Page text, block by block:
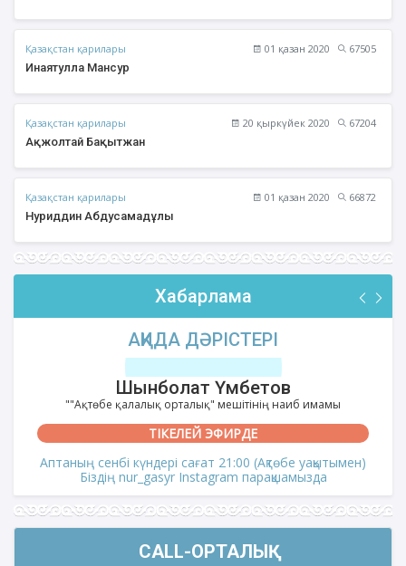
Қазақстан қарилары 01 қазан 2020
67505
Инаятулла Мансур
Қазақстан қарилары 20 қыркүйек 2020
67204
Ақжолтай Бақытжан
Қазақстан қарилары 01 қазан 2020
66872
Нуриддин Абдусамадұлы
Хабарлама
АҚИДА ДӘРІСТЕРІ
Шынболат Үмбетов
""Ақтөбе қалалық орталық" мешітінің наиб имамы
ТІКЕЛЕЙ ЭФИРДЕ
Аптаның сенбі күндері сағат 21:00 (Ақтөбе уақытымен)
Біздің nur_gasyr Instagram парақшамызда
CALL-ОРТАЛЫҚ